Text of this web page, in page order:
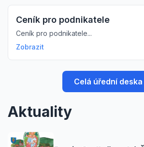
Ceník pro podnikatele
Ceník pro podnikatele...
Zobrazit
Celá úřední deska
Aktuality